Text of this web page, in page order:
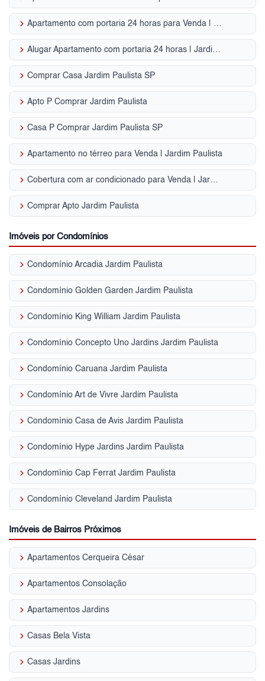
keyboard_arrow_right Apartamento com portaria 24 horas para Venda | Jardim Paulista
keyboard_arrow_right Alugar Apartamento com portaria 24 horas | Jardim Paulista
keyboard_arrow_right Comprar Casa Jardim Paulista SP
keyboard_arrow_right Apto P Comprar Jardim Paulista
keyboard_arrow_right Casa P Comprar Jardim Paulista SP
keyboard_arrow_right Apartamento no térreo para Venda | Jardim Paulista
keyboard_arrow_right Cobertura com ar condicionado para Venda | Jardim Paulista
keyboard_arrow_right Comprar Apto Jardim Paulista
Imóveis por Condomínios
keyboard_arrow_right Condomínio Arcadia Jardim Paulista
keyboard_arrow_right Condomínio Golden Garden Jardim Paulista
keyboard_arrow_right Condomínio King William Jardim Paulista
keyboard_arrow_right Condomínio Concepto Uno Jardins Jardim Paulista
keyboard_arrow_right Condomínio Caruana Jardim Paulista
keyboard_arrow_right Condomínio Art de Vivre Jardim Paulista
keyboard_arrow_right Condomínio Casa de Avis Jardim Paulista
keyboard_arrow_right Condomínio Hype Jardins Jardim Paulista
keyboard_arrow_right Condomínio Cap Ferrat Jardim Paulista
keyboard_arrow_right Condomínio Cleveland Jardim Paulista
Imóveis de Bairros Próximos
keyboard_arrow_right Apartamentos Cerqueira César
keyboard_arrow_right Apartamentos Consolação
keyboard_arrow_right Apartamentos Jardins
keyboard_arrow_right Casas Bela Vista
keyboard_arrow_right Casas Jardins